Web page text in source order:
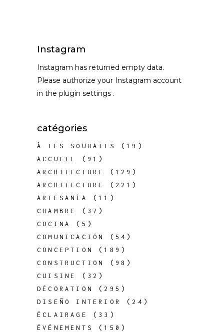
Instagram
Instagram has returned empty data.
Please authorize your Instagram account
in the plugin settings .
catégories
À TES SOUHAITS
(19)
ACCUEIL
(91)
ARCHITECTURE
(129)
ARCHITECTURE
(221)
ARTESANÍA
(11)
CHAMBRE
(37)
COCINA
(5)
COMUNICACIÓN
(54)
CONCEPTION
(189)
CONSTRUCTION
(98)
CUISINE
(32)
DÉCORATION
(295)
DISEÑO INTERIOR
(24)
ÉCLAIRAGE
(33)
ÉVÉNEMENTS
(150)